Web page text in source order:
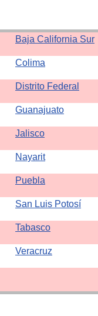
Baja California Sur
Colima
Distrito Federal
Guanajuato
Jalisco
Nayarit
Puebla
San Luis Potosí
Tabasco
Veracruz